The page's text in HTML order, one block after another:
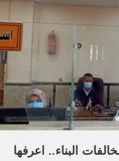
البناء.. اعرفها